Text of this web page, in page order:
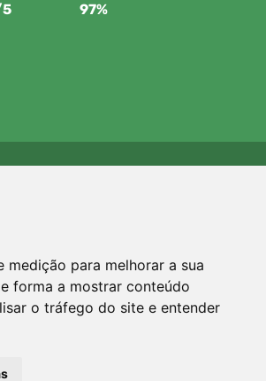
para melhorar a sua
forma a mostrar conteúdo
o tráfego do site e entender
97%
plantamos uma árvore! Leia mais